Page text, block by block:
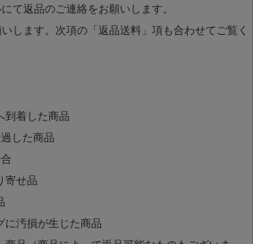
て返品のご連絡をお願いします。
します。次項の「返品送料」項も合わせてご覧く
着した商品
した商品
寄せ品
汚損が生じた商品